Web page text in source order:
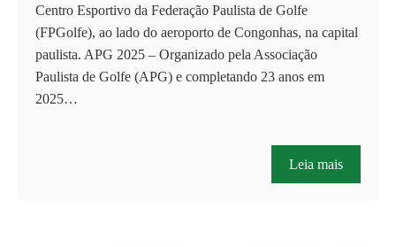
Centro Esportivo da Federação Paulista de Golfe
(FPGolfe), ao lado do aeroporto de Congonhas, na capital
paulista. APG 2025 – Organizado pela Associação
Paulista de Golfe (APG) e completando 23 anos em
2025…
Leia mais